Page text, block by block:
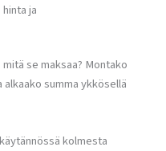
ja
se maksaa? Montako
alkaako summa ykkösellä
kolmesta